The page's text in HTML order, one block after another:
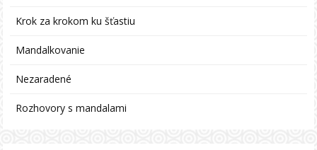
Krok za krokom ku šťastiu
Mandalkovanie
Nezaradené
Rozhovory s mandalami